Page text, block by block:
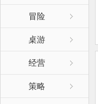
冒险
桌游
经营
策略